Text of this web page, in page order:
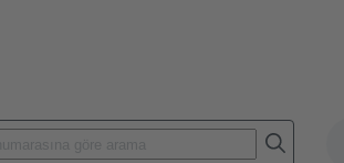
Ürünler